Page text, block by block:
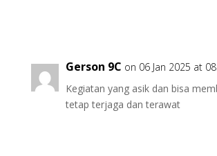
Gerson 9C on 06 Jan 2025 at
Kegiatan yang asik dan bisa
tetap terjaga dan terawat